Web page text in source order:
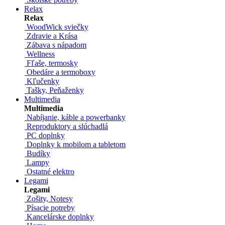
Relax
Relax
WoodWick sviečky
Zdravie a Krása
Zábava s nápadom
Wellness
Fľaše, termosky
Obedáre a termoboxy
Kľučenky
Tašky, Peňaženky
Multimedia
Multimedia
Nabíjanie, káble a powerbanky
Reproduktory a slúchadlá
PC doplnky
Doplnky k mobilom a tabletom
Budíky
Lampy
Ostatné elektro
Legami
Legami
Zošity, Notesy
Písacie potreby
Kancelárske doplnky